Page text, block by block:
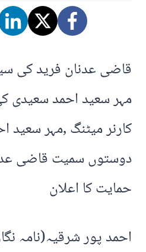
قاضی عدنان فرید کی
مہر سعید احمد سعیدی
کارنر میٹنگ ,مہر سعید
دوستوں سمیت قاضی
حمایت کا اعلان
احمد پور شرقیہ(نامہ